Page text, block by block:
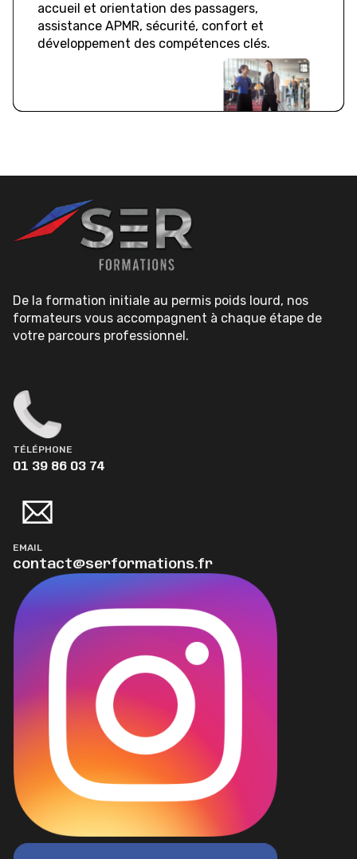
accueil et orientation des passagers,
assistance APMR, sécurité, confort et
développement des compétences clés.
De la formation initiale au permis poids lourd, nos
formateurs vous accompagnent à chaque étape de
votre parcours professionnel.
TÉLÉPHONE
01 39 86 03 74
EMAIL
contact@serformations.fr